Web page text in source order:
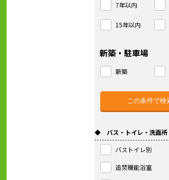
7年以内
15年以内
新築・駐車場
新築
◆ バス・トイレ・洗面所
バストイレ別
追焚機能浴室